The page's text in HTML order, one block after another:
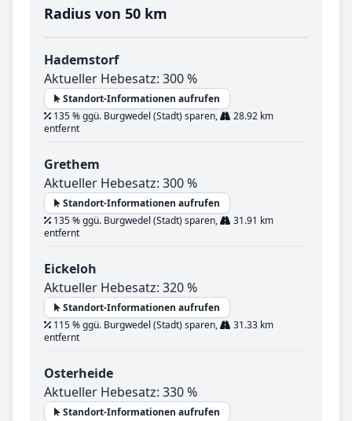
Radius von 50 km
Hademstorf
Aktueller Hebesatz: 300 %
Standort-Informationen aufrufen
135 % ggü. Burgwedel (Stadt) sparen,
28.92 km
entfernt
Grethem
Aktueller Hebesatz: 300 %
Standort-Informationen aufrufen
135 % ggü. Burgwedel (Stadt) sparen,
31.91 km
entfernt
Eickeloh
Aktueller Hebesatz: 320 %
Standort-Informationen aufrufen
115 % ggü. Burgwedel (Stadt) sparen,
31.33 km
entfernt
Osterheide
Aktueller Hebesatz: 330 %
Standort-Informationen aufrufen